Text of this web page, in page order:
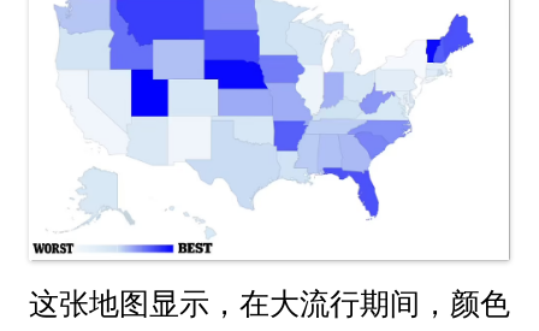
这张地图显示，在大流行期间，颜色